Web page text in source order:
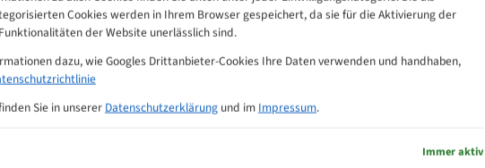
Cookies werden in Ihrem Browser gespeichert, da sie für die Aktivierung der
der Website unerlässlich sind.
dazu, wie Googles Drittanbieter-Cookies Ihre Daten verwenden und handhaben,
Sie in unserer Datenschutzerklärung und im Impressum.
Immer aktiv